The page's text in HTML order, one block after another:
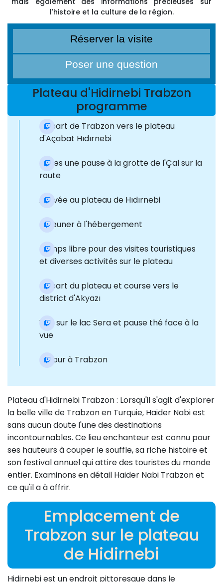
l'histoire et la culture de la région.
Réserver la visite
Poser une question
Plateau d'Hidirnebi Trabzon
programme
Départ de Trabzon vers le plateau
d'Açabat Hıdırnebi
Faites une pause à la grotte de l'Çal sur la
route
Arrivée au plateau de Hıdırnebi
Déjeuner à l'hébergement
Temps libre pour des visites touristiques
et diverses activités sur le plateau
Départ du plateau et course vers le
district d'Akyazı
Vue sur le lac Sera et pause thé face à la
vue
Retour à Trabzon
Plateau d'Hidirnebi Trabzon : Lorsqu'il s'agit d'explorer
la belle ville de Trabzon en Turquie, Haider Nabi est
sans aucun doute l'une des destinations
incontournables. Ce lieu enchanteur est connu pour
ses hauteurs à couper le souffle, sa riche histoire et
son festival annuel qui attire des touristes du monde
entier. Examinons en détail Haider Nabi Trabzon et
ce qu'il a à offrir.
Emplacement de
Trabzon sur le plateau
de Hidirnebi
Hidirnebi est un endroit pittoresque dans le